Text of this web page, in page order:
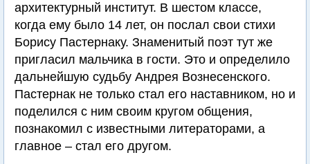
архитектурный институт. В шестом классе,
когда ему было 14 лет, он послал свои стихи
Борису Пастернаку. Знаменитый поэт тут же
пригласил мальчика в гости. Это и определило
дальнейшую судьбу Андрея Вознесенского.
Пастернак не только стал его наставником, но и
поделился с ним своим кругом общения,
познакомил с известными литераторами, а
главное – стал его другом.